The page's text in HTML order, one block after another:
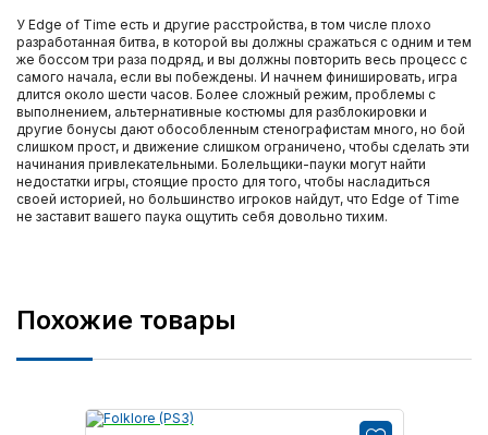
У Edge of Time есть и другие расстройства, в том числе плохо
разработанная битва, в которой вы должны сражаться с одним и тем
же боссом три раза подряд, и вы должны повторить весь процесс с
самого начала, если вы побеждены. И начнем финишировать, игра
длится около шести часов. Более сложный режим, проблемы с
выполнением, альтернативные костюмы для разблокировки и
другие бонусы дают обособленным стенографистам много, но бой
слишком прост, и движение слишком ограничено, чтобы сделать эти
начинания привлекательными. Болельщики-пауки могут найти
недостатки игры, стоящие просто для того, чтобы насладиться
своей историей, но большинство игроков найдут, что Edge of Time
не заставит вашего паука ощутить себя довольно тихим.
Похожие товары